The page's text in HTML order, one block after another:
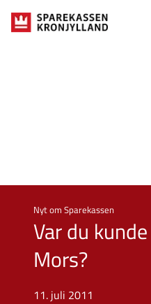
Nyt om Sparekassen
Var du
Mors?
11. juli 2011